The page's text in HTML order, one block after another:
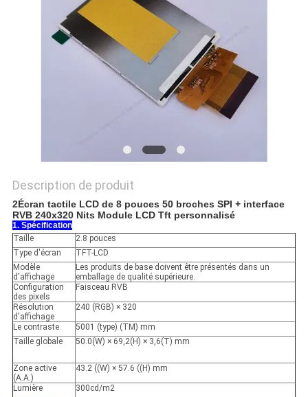
POLICY
Description de produit
2Écran tactile LCD de 8 pouces 50 broches SPI + interface
RVB 240x320 Nits Module LCD Tft personnalisé
1. Spécification
Taille
2.8 pouces
Type d'écran
TFT-LCD
Modèle
d'affichage
Les produits de base doivent être présentés dans un
emballage de qualité supérieure.
Configuration
des pixels
Faisceau RVB
Résolution
d'affichage
240 (RGB) × 320
Le contraste
5001 (type) (TM) mm
Taille globale
50.0(W) × 69,2(H) × 3,6(T) mm
Zone active
(A.A.)
43.2 ((W) × 57.6 ((H) mm
Lumière 300cd/m2